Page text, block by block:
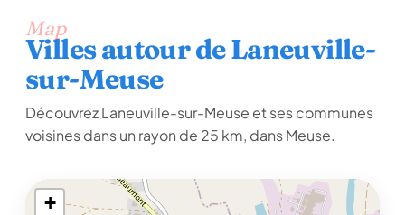
Map
Villes autour de Laneuville-
sur-Meuse
Découvrez Laneuville-sur-Meuse et ses communes
voisines dans un rayon de 25 km, dans Meuse.
+